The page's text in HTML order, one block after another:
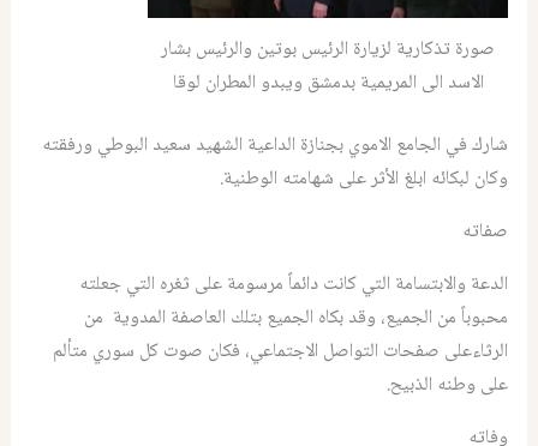
صورة تذكارية لزيارة الرئيس بوتين والرئيس بشار
الاسد الى المريمية بدمشق ويبدو المطران لوقا
شارك في الجامع الاموي بجنازة الداعية الشهيد سعيد البوطي ورفقته
وكان لبكائه ابلغ الأثر على شهامته الوطنية.
صفاته
الدعة والابتسامة التي كانت دائماً مرسومة على ثغره التي جعلته
محبوباً من الجميع، وقد بكاه الجميع بتلك العاصفة المدوية من
الرثاءعلى صفحات التواصل الاجتماعي، فكان صوت كل سوري متألم
على وطنه الذبيح.
وفاته